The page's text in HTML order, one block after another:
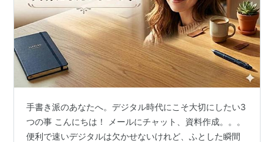
手書き派のあなたへ。デジタル時代にこそ大切にしたい3
つの事 こんにちは！ メールにチャット、資料作成。。。
便利で速いデジタルは欠かせないけれど、ふとした瞬間